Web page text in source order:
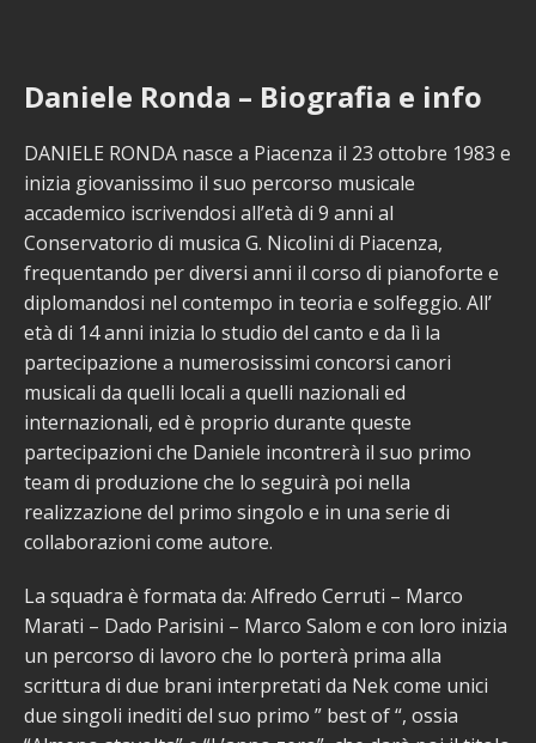
Daniele Ronda – Biografia e info
DANIELE RONDA nasce a Piacenza il 23 ottobre 1983 e
inizia giovanissimo il suo percorso musicale
accademico iscrivendosi all’età di 9 anni al
Conservatorio di musica G. Nicolini di Piacenza,
frequentando per diversi anni il corso di pianoforte e
diplomandosi nel contempo in teoria e solfeggio. All’
età di 14 anni inizia lo studio del canto e da lì la
partecipazione a numerosissimi concorsi canori
musicali da quelli locali a quelli nazionali ed
internazionali, ed è proprio durante queste
partecipazioni che Daniele incontrerà il suo primo
team di produzione che lo seguirà poi nella
realizzazione del primo singolo e in una serie di
collaborazioni come autore.
La squadra è formata da: Alfredo Cerruti – Marco
Marati – Dado Parisini – Marco Salom e con loro inizia
un percorso di lavoro che lo porterà prima alla
scrittura di due brani interpretati da Nek come unici
due singoli inediti del suo primo ” best of “, ossia